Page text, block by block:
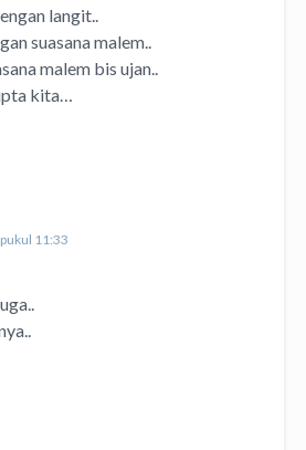
langit..
suasana malem..
malem bis ujan..
kita…
11:33